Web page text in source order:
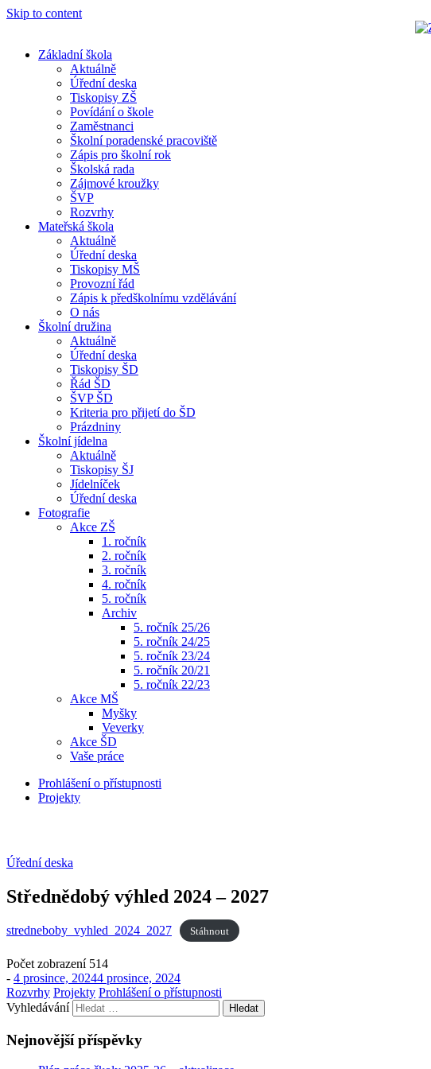
Skip to content
Základní škola
Aktuálně
Úřední deska
Tiskopisy ZŠ
Povídání o škole
Zaměstnanci
Školní poradenské pracoviště
Zápis pro školní rok
Školská rada
Zájmové kroužky
ŠVP
Rozvrhy
Mateřská škola
Aktuálně
Úřední deska
Tiskopisy MŠ
Provozní řád
Zápis k předškolnímu vzdělávání
O nás
Školní družina
Aktuálně
Úřední deska
Tiskopisy ŠD
Řád ŠD
ŠVP ŠD
Kriteria pro přijetí do ŠD
Prázdniny
Školní jídelna
Aktuálně
Tiskopisy ŠJ
Jídelníček
Úřední deska
Fotografie
Akce ZŠ
1. ročník
2. ročník
3. ročník
4. ročník
5. ročník
Archiv
5. ročník 25/26
5. ročník 24/25
5. ročník 23/24
5. ročník 20/21
5. ročník 22/23
Akce MŠ
Myšky
Veverky
Akce ŠD
Vaše práce
Prohlášení o přístupnosti
Projekty
Úřední deska
Střednědobý výhled 2024 – 2027
stredneboby_vyhled_2024_2027 Stáhnout
Počet zobrazení 514
- 4 prosince, 20244 prosince, 2024
Rozvrhy Projekty Prohlášení o přístupnosti
Vyhledávání
Nejnovější příspěvky